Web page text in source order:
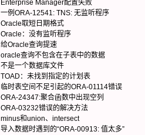
Enterprise Manager配置失败
一例ORA-12541: TNS: 无监听程序
Oracle取短日期格式
Oracle：没有监听程序
给Oracle查询提速
oracle查询不包含在子表中的数据
不是一个数据库文件
TOAD：未找到指定的计划表
临时表空间不足引起的ORA-01114错误
ORA-24347:聚合函数中出现空列
ORA-03232错误的解决方法
minus和union、intersect
导入数据时遇到的“ORA-00913: 值太多”